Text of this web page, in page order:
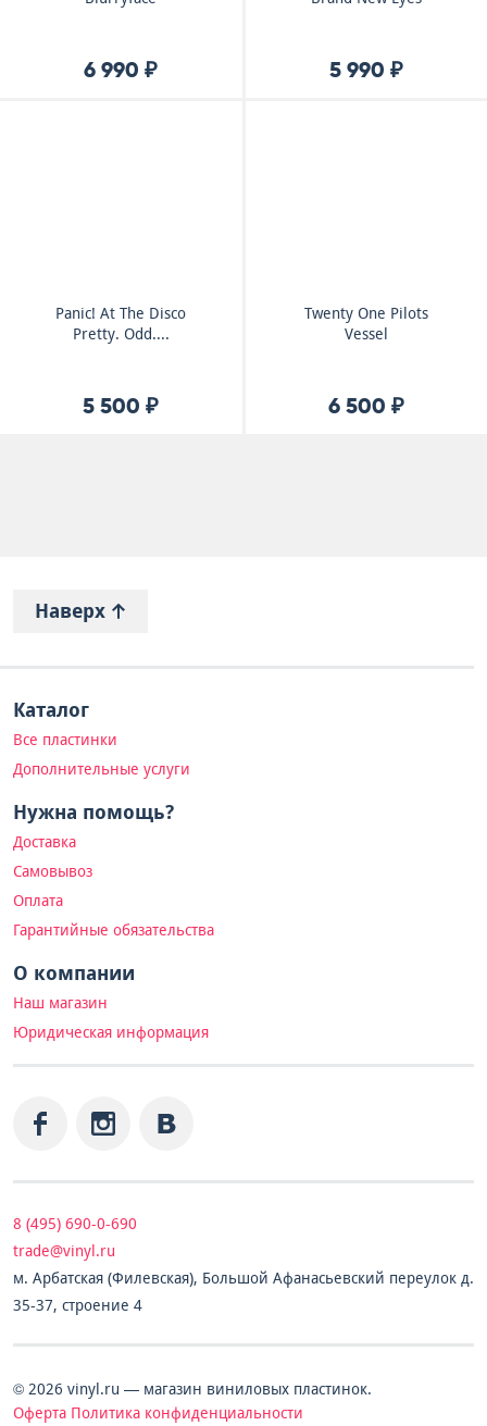
6 990 ₽ 5 990 ₽
Panic! At The Disco
Pretty. Odd....
5 500 ₽
Twenty One Pilots
Vessel
6 500 ₽
Наверх
Каталог
Все пластинки
Дополнительные услуги
Нужна помощь?
Доставка
Самовывоз
Оплата
Гарантийные обязательства
О компании
Наш магазин
Юридическая информация
8 (495) 690-0-690
trade@vinyl.ru
м. Арбатская (Филевская), Большой Афанасьевский переулок д.
35-37, строение 4
© 2026 vinyl.ru — магазин виниловых пластинок.
Оферта Политика конфиденциальности